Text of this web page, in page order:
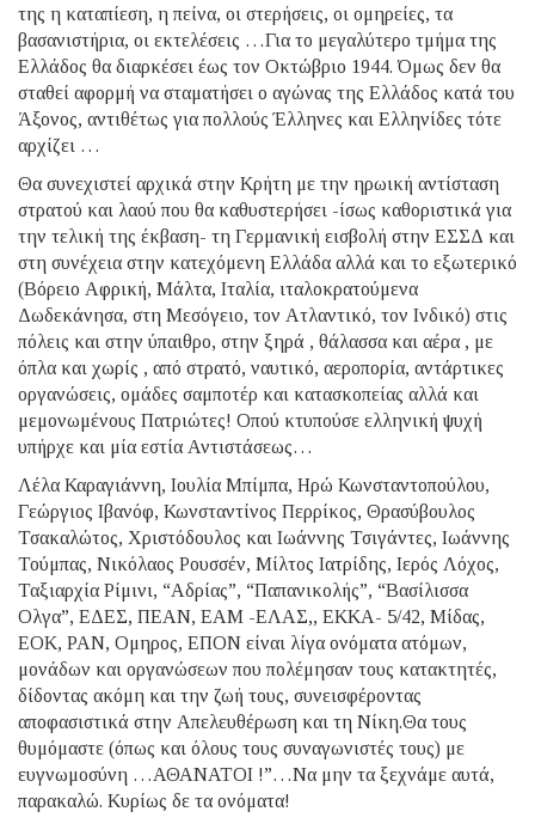
της η καταπίεση, η πείνα, οι στερήσεις, οι ομηρείες, τα
βασανιστήρια, οι εκτελέσεις …Για το μεγαλύτερο τμήμα της
Ελλάδος θα διαρκέσει έως τον Οκτώβριο 1944. Όμως δεν θα
σταθεί αφορμή να σταματήσει ο αγώνας της Ελλάδος κατά του
Άξονος, αντιθέτως για πολλούς Έλληνες και Ελληνίδες τότε
αρχίζει …
Θα συνεχιστεί αρχικά στην Κρήτη με την ηρωική αντίσταση
στρατού και λαού που θα καθυστερήσει -ίσως καθοριστικά για
την τελική της έκβαση- τη Γερμανική εισβολή στην ΕΣΣΔ και
στη συνέχεια στην κατεχόμενη Ελλάδα αλλά και το εξωτερικό
(Βόρειο Αφρική, Μάλτα, Ιταλία, ιταλοκρατούμενα
Δωδεκάνησα, στη Μεσόγειο, τον Ατλαντικό, τον Ινδικό) στις
πόλεις και στην ύπαιθρο, στην ξηρά , θάλασσα και αέρα , με
όπλα και χωρίς , από στρατό, ναυτικό, αεροπορία, αντάρτικες
οργανώσεις, ομάδες σαμποτέρ και κατασκοπείας αλλά και
μεμονωμένους Πατριώτες! Οπού κτυπούσε ελληνική ψυχή
υπήρχε και μία εστία Αντιστάσεως…
Λέλα Καραγιάννη, Ιουλία Μπίμπα, Ηρώ Κωνσταντοπούλου,
Γεώργιος Ιβανόφ, Κωνσταντίνος Περρίκος, Θρασύβουλος
Τσακαλώτος, Χριστόδουλος και Ιωάννης Τσιγάντες, Ιωάννης
Τούμπας, Νικόλαος Ρουσσέν, Μίλτος Ιατρίδης, Ιερός Λόχος,
Ταξιαρχία Ρίμινι, “Αδρίας”, “Παπανικολής”, “Βασίλισσα
Ολγα”, ΕΔΕΣ, ΠΕΑΝ, ΕΑΜ -ΕΛΑΣ,, ΕΚΚΑ- 5/42, Μίδας,
ΕΟΚ, ΡΑΝ, Ομηρος, ΕΠΟΝ είναι λίγα ονόματα ατόμων,
μονάδων και οργανώσεων που πολέμησαν τους κατακτητές,
δίδοντας ακόμη και την ζωή τους, συνεισφέροντας
αποφασιστικά στην Απελευθέρωση και τη Νίκη.Θα τους
θυμόμαστε (όπως και όλους τους συναγωνιστές τους) με
ευγνωμοσύνη …ΑΘΑΝΑΤΟΙ !”…Να μην τα ξεχνάμε αυτά,
παρακαλώ. Κυρίως δε τα ονόματα!